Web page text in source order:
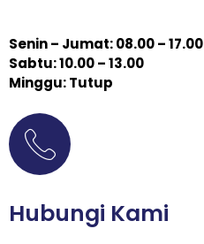
Senin – Jumat: 08.00 – 17.00
Sabtu: 10.00 – 13.00
Minggu: Tutup
Hubungi Kami